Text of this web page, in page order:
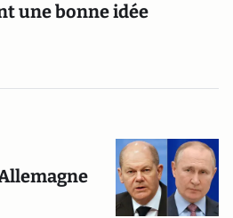
une bonne idée